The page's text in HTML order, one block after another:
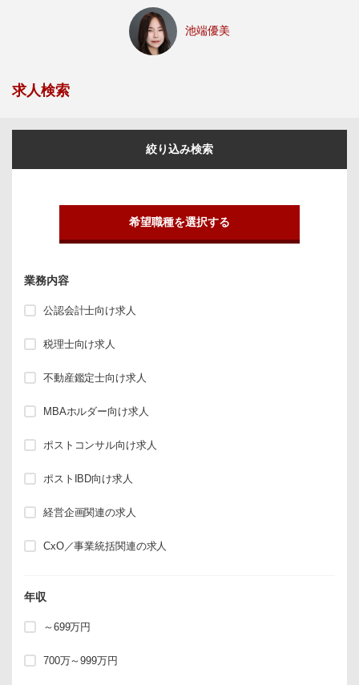
池端優美
求人検索
絞り込み検索
希望職種を選択する
業務内容
公認会計士向け求人
税理士向け求人
不動産鑑定士向け求人
MBAホルダー向け求人
ポストコンサル向け求人
ポストIBD向け求人
経営企画関連の求人
CxO／事業統括関連の求人
年収
～699万円
700万～999万円